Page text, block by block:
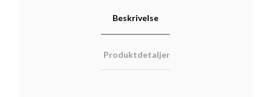
Beskrivelse
Produktdetaljer